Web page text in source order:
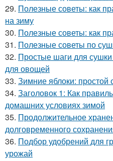
29. Полезные советы: как
на зиму
30. Полезные советы: как
31. Полезные советы по
32. Простые шаги для
для овощей
33. Зимние яблоки: простой
34. Заголовок 1: Как
домашних условиях зимой
35. Продолжительное
долговременного
36. Подбор удобрений для
урожай